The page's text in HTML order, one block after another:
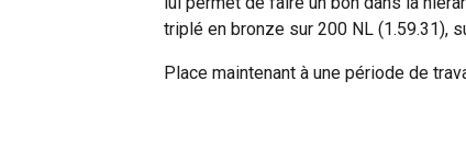
triplé en bronze sur 200 NL (1.59.31),
Place maintenant à une période de